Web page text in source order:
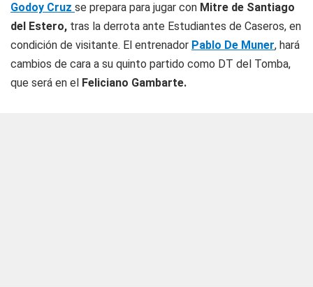
Godoy Cruz se prepara para jugar con Mitre de Santiago
del Estero, tras la derrota ante Estudiantes de Caseros, en
condición de visitante. El entrenador Pablo De Muner, hará
cambios de cara a su quinto partido como DT del Tomba,
que será en el Feliciano Gambarte.